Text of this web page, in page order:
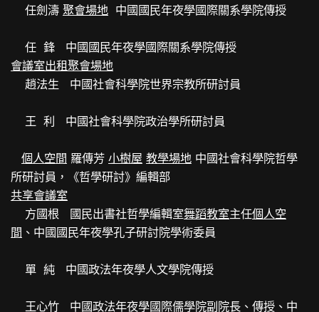
任劍濤聚會場地 中國國民年夜學國際關系學院傳授
任 鋒 中國國民年夜學國際關系學院傳授
會議室出租聚會場地
趙法生 中國社會科學院世界宗教所研討員
王 利 中國社會科學院政治學所研討員
個人空間 羅傳芳小樹屋 教學場地 中國社會科學院哲學
所研討員，《哲學研討》編輯部
共享會議室
方國根 國民出書社哲學編輯室舞蹈教室主任個人空
間 、中國國民年夜學孔子研討院學術委員
單 純 中國政法年夜學人文學院傳授
王心竹 中國政法年夜學國際儒學院副院長、傳授、中